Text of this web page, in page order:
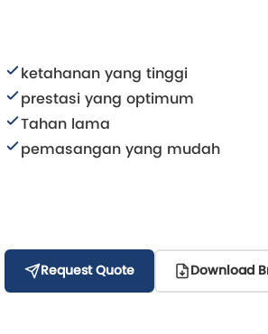
ketahanan yang tinggi
prestasi yang optimum
Tahan lama
pemasangan yang mudah
Request Quote Download